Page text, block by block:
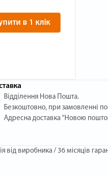
в 1 клік
Відділення Нова Пошта.
Безкоштовно, при замовленні
Адресна доставка "Новою
від виробника / 36 місяців